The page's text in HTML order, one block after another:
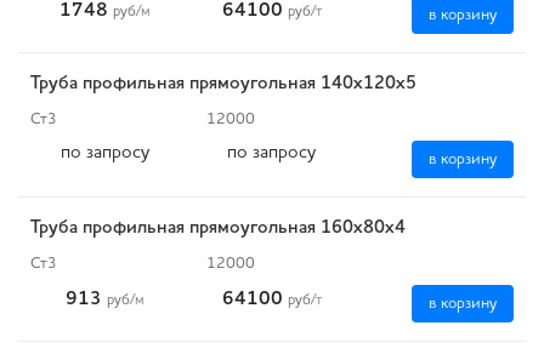
1748 руб/м 64100 руб/т в корзину
Труба профильная прямоугольная 140х120х5
Ст3 12000
по запросу по запросу в корзину
Труба профильная прямоугольная 160х80х4
Ст3 12000
913 руб/м 64100 руб/т в корзину